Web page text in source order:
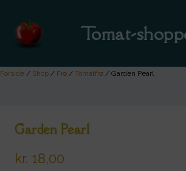
Tomat-
Forside / Shop / Frø / Tomatfrø / Garden Pearl
Garden Pearl
kr. 18,00